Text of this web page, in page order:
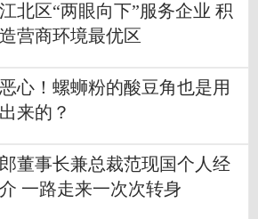
北区“两眼向下”服务企业 积
营商环境最优区
心！螺蛳粉的酸豆角也是用
来的？
董事长兼总裁范现国个人经
一路走来一次次转身